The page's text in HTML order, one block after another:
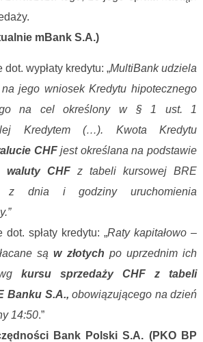
mBank S.A.)
wypłaty kredytu: „MultiBank udziela
jego wniosek Kredytu hipotecznego
na cel określony w § 1 ust. 1
Kredytem (…). Kwota Kredytu
CHFjest określana na podstawie
waluty CHF z tabeli kursowej BRE
z dnia i godziny uruchomienia
dot. spłaty kredytu: „Raty kapitałowo –
sąw złotych po uprzednim ich
kursu sprzedaży CHF
z tabeli
Banku S.A., obowiązującego na dzień
14:50.”
Bank Polski S.A. (PKO BP